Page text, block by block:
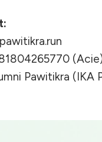
Pawitikra (IKA